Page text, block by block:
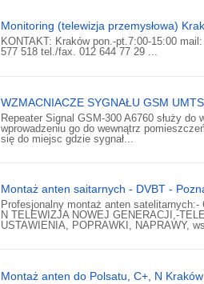
Monitoring (telewizja przemysłowa)
KONTAKT: Kraków pon.-pt.7:00-15:00
577 518 tel./fax. 012 644 77 29 ...
WZMACNIACZE SYGNAŁU GSM
Repeater Signal GSM-300 A6760 służy do
wprowadzeniu go do wewnątrz
się do miejsc gdzie sygnał...
Montaż anten saitarnych - DVBT -
Profesjonalny montaż anten
N TELEWIZJA NOWEJ GENERACJI,-
USTAWIENIA, POPRAWKI, NAPRAWY,
Montaż anten do Polsatu, C+, N